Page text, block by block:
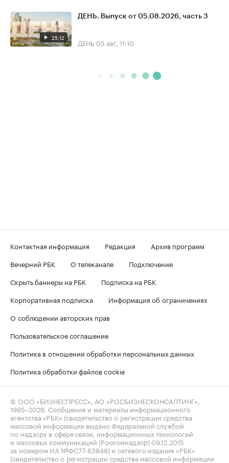
25:12
ДЕНЬ. Выпуск от 05.08.2026, часть 3
ДЕНЬ 05 авг, 11:10
Контактная информация Редакция
Архив программ
Вечерний РБК
О телеканале
Подключение
Скрыть баннеры на РБК
Подписка на РБК
Корпоративная подписка
Информация об ограничениях
О соблюдении авторских прав
Пользовательское соглашение
Политика в отношении обработки персональных данных
Политика обработки файлов cookie
© ООО «БИЗНЕСПРЕСС», АО «РОСБИЗНЕСКОНСАЛТИНГ»,
1995–2026 . Сообщения и материалы информационного
агентства «РБК» (свидетельство о регистрации средства
массовой информации выдано Федеральной службой
по надзору в сфере связи, информационных технологий
и массовых коммуникаций (Роскомнадзор) 09.12.2015
за номером ИА №ФС77-63848) и сетевого издания «РБК»
(свидетельство о регистрации средства массовой информации